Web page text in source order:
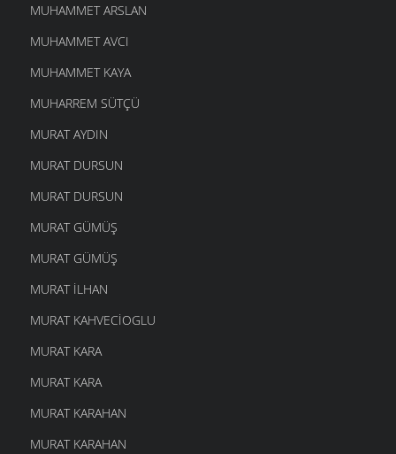
MUHAMMET ARSLAN
MUHAMMET AVCI
MUHAMMET KAYA
MUHARREM SÜTÇÜ
MURAT AYDIN
MURAT DURSUN
MURAT DURSUN
MURAT GÜMÜŞ
MURAT GÜMÜŞ
MURAT İLHAN
MURAT KAHVECIOGLU
MURAT KARA
MURAT KARA
MURAT KARAHAN
MURAT KARAHAN